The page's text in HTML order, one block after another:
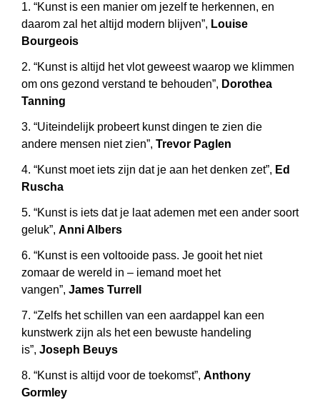
1. “Kunst is een manier om jezelf te herkennen, en
daarom zal het altijd modern blijven”, Louise
Bourgeois
2. “Kunst is altijd het vlot geweest waarop we klimmen
om ons gezond verstand te behouden”, Dorothea
Tanning
3. “Uiteindelijk probeert kunst dingen te zien die
andere mensen niet zien”, Trevor Paglen
4. “Kunst moet iets zijn dat je aan het denken zet”, Ed
Ruscha
5. “Kunst is iets dat je laat ademen met een ander soort
geluk”, Anni Albers
6. “Kunst is een voltooide pass. Je gooit het niet
zomaar de wereld in – iemand moet het
vangen”, James Turrell
7. “Zelfs het schillen van een aardappel kan een
kunstwerk zijn als het een bewuste handeling
is”, Joseph Beuys
8. “Kunst is altijd voor de toekomst”, Anthony
Gormley